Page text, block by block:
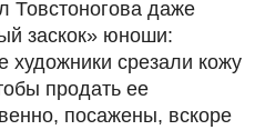
Товстоногова даже
заскок» юноши:
срезали кожу
продать ее
посажены, вскоре